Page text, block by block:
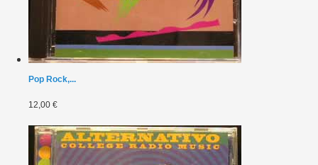
Pop Rock,...
12,00 €